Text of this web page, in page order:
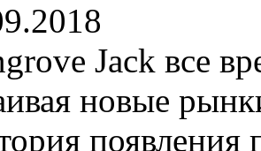
Jack все
новые